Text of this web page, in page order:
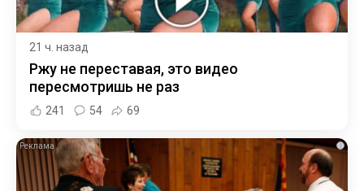
21 ч. назад
Ржу не переставая, это видео
пересмотришь не раз
241 54 69
i